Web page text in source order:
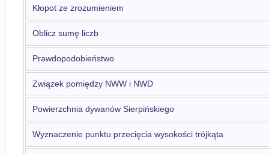
Kłopot ze zrozumieniem
Oblicz sumę liczb
Prawdopodobieństwo
Związek pomiędzy NWW i NWD
Powierzchnia dywanów Sierpińskiego
Wyznaczenie punktu przecięcia wysokości trójkąta